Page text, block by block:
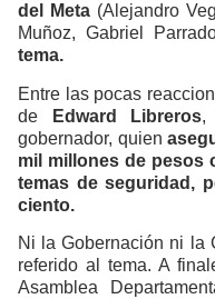
del Meta (Alejandro
Muñoz, Gabriel
tema.
Entre las pocas
de
Edward Libreros,
gobernador, quien
mil millones de pesos
temas de seguridad,
ciento.
Ni la Gobernación ni la
referido al tema. A
Asamblea